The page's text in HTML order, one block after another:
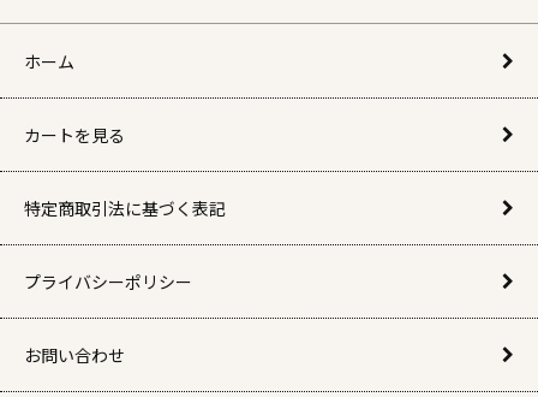
ホーム
カートを見る
特定商取引法に基づく表記
プライバシーポリシー
お問い合わせ